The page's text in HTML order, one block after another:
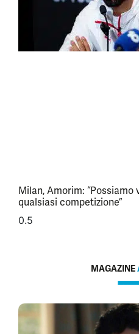
Milan, Amorim:
qualsiasi competizione”
MAGAZINE